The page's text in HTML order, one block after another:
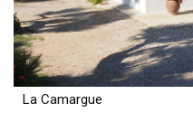
La Camargue